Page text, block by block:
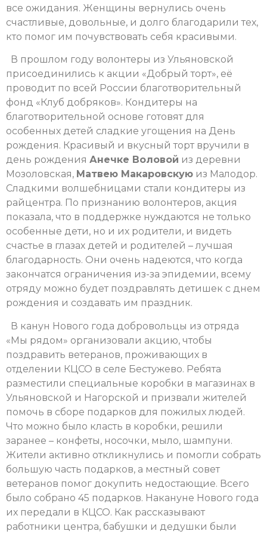
все ожидания. Женщины вернулись очень
счастливые, довольные, и долго благодарили тех,
кто помог им почувствовать себя красивыми.
В прошлом году волонтеры из Ульяновской
присоединились к акции «Добрый торт», её
проводит по всей России благотворительный
фонд «Клуб добряков». Кондитеры на
благотворительной основе готовят для
особенных детей сладкие угощения на День
рождения. Красивый и вкусный торт вручили в
день рождения Анечке Воловой из деревни
Мозоловская, Матвею Макаровскую из Малодор.
Сладкими волшебницами стали кондитеры из
райцентра. По признанию волонтеров, акция
показала, что в поддержке нуждаются не только
особенные дети, но и их родители, и видеть
счастье в глазах детей и родителей – лучшая
благодарность. Они очень надеются, что когда
закончатся ограничения из-за эпидемии, всему
отряду можно будет поздравлять детишек с днем
рождения и создавать им праздник.
В канун Нового года добровольцы из отряда
«Мы рядом» организовали акцию, чтобы
поздравить ветеранов, проживающих в
отделении КЦСО в селе Бестужево. Ребята
разместили специальные коробки в магазинах в
Ульяновской и Нагорской и призвали жителей
помочь в сборе подарков для пожилых людей.
Что можно было класть в коробки, решили
заранее – конфеты, носочки, мыло, шампуни.
Жители активно откликнулись и помогли собрать
большую часть подарков, а местный совет
ветеранов помог докупить недостающие. Всего
было собрано 45 подарков. Накануне Нового года
их передали в КЦСО. Как рассказывают
работники центра, бабушки и дедушки были